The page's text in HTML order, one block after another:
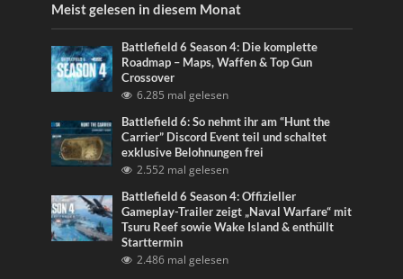
Meist gelesen in diesem Monat
Battlefield 6 Season 4: Die komplette
Roadmap – Maps, Waffen & Top Gun
Crossover
6.285 mal gelesen
Battlefield 6: So nehmt ihr am “Hunt the
Carrier” Discord Event teil und schaltet
exklusive Belohnungen frei
2.552 mal gelesen
Battlefield 6 Season 4: Offizieller
Gameplay-Trailer zeigt „Naval Warfare“ mit
Tsuru Reef sowie Wake Island & enthüllt
Starttermin
2.486 mal gelesen